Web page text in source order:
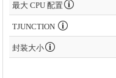
最大 CPU 配置
TJUNCTION
封装大小